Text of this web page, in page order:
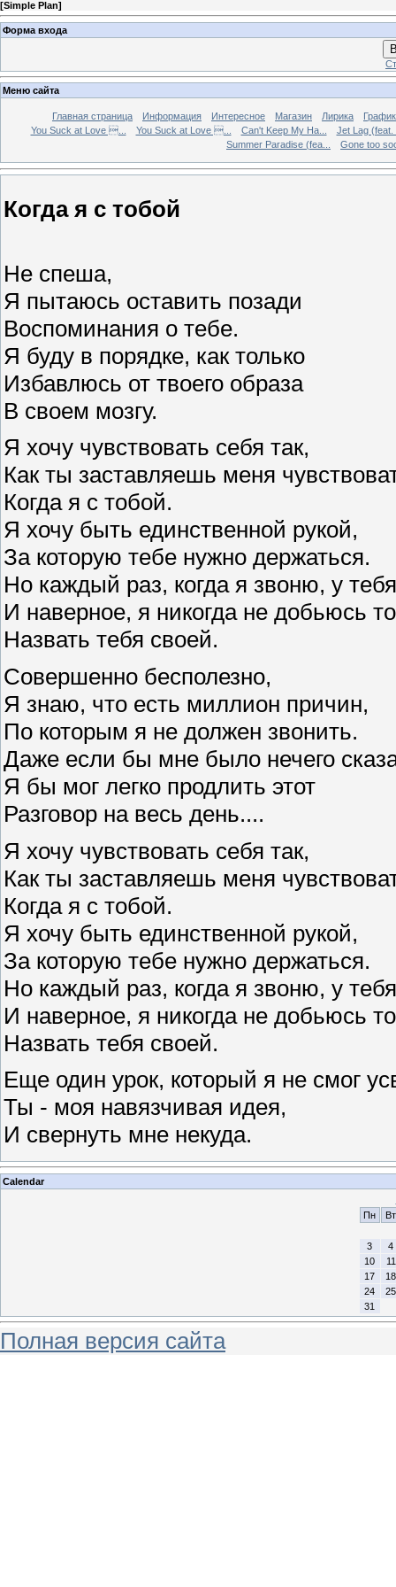
[Simple Plan]
Форма входа
Меню сайта
Главная страница Информация Интересное Магазин Лирика
You Suck at Love ...
You Suck at Love ... Can't Keep My Ha...
Jet Lag (feat.
Summer Paradise (fea...
Gone too
Когда я с тобой
Не спеша,
Я пытаюсь оставить позади
Воспоминания о тебе.
Я буду в порядке, как только
Избавлюсь от твоего образа
В своем мозгу.
Я хочу чувствовать себя так,
Как ты заставляешь меня
Когда я с тобой.
Я хочу быть единственной рукой,
За которую тебе нужно держаться.
Но каждый раз, когда я звоню, у
И наверное, я никогда не добьюсь
Назвать тебя своей.
Совершенно бесполезно,
Я знаю, что есть миллион причин,
По которым я не должен звонить.
Даже если бы мне было нечего
Я бы мог легко продлить этот
Разговор на весь день....
Я хочу чувствовать себя так,
Как ты заставляешь меня
Когда я с тобой.
Я хочу быть единственной рукой,
За которую тебе нужно держаться.
Но каждый раз, когда я звоню, у
И наверное, я никогда не добьюсь
Назвать тебя своей.
Еще один урок, который я не смог
Ты - моя навязчивая идея,
И свернуть мне некуда.
Calendar
Пн
Вт
3
4
10
11
17
18
24
25
31
Полная версия сайта